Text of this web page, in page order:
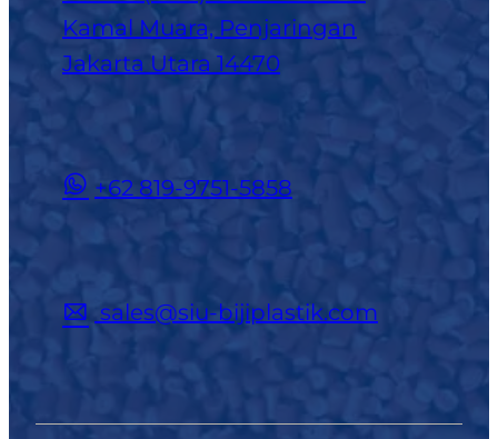
Kamal Muara, Penjaringan
Jakarta Utara 14470
+62 819-9751-5858
sales@siu-bijiplastik.com